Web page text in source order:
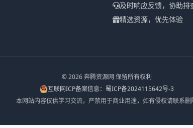
及时响应反馈，协助排
精选资源，优先体验
© 2026 奔腾资源网 保留所有权利
互联网ICP备案信息：蜀ICP备2024115642号-3
本网站内容仅供学习交流，严禁用于商业用途，如有侵权请联系删